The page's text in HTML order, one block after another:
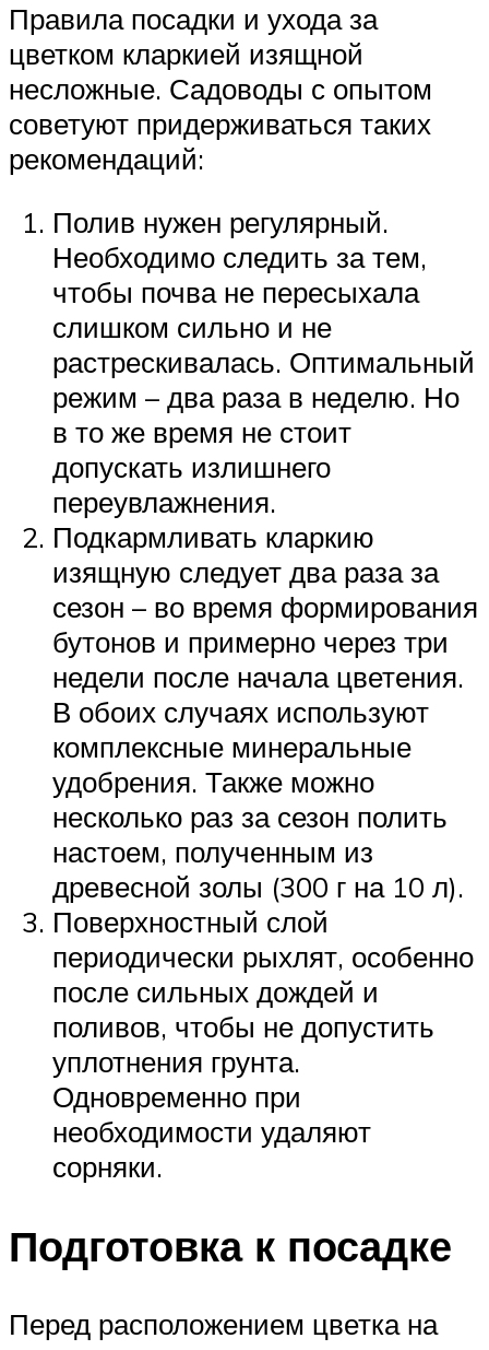
Правила посадки и ухода за
цветком кларкией изящной
несложные. Садоводы с опытом
советуют придерживаться таких
рекомендаций:
Полив нужен регулярный.
Необходимо следить за тем,
чтобы почва не пересыхала
слишком сильно и не
растрескивалась. Оптимальный
режим – два раза в неделю. Но
в то же время не стоит
допускать излишнего
переувлажнения.
Подкармливать кларкию
изящную следует два раза за
сезон – во время формирования
бутонов и примерно через три
недели после начала цветения.
В обоих случаях используют
комплексные минеральные
удобрения. Также можно
несколько раз за сезон полить
настоем, полученным из
древесной золы (300 г на 10 л).
Поверхностный слой
периодически рыхлят, особенно
после сильных дождей и
поливов, чтобы не допустить
уплотнения грунта.
Одновременно при
необходимости удаляют
сорняки.
Подготовка к посадке
Перед расположением цветка на